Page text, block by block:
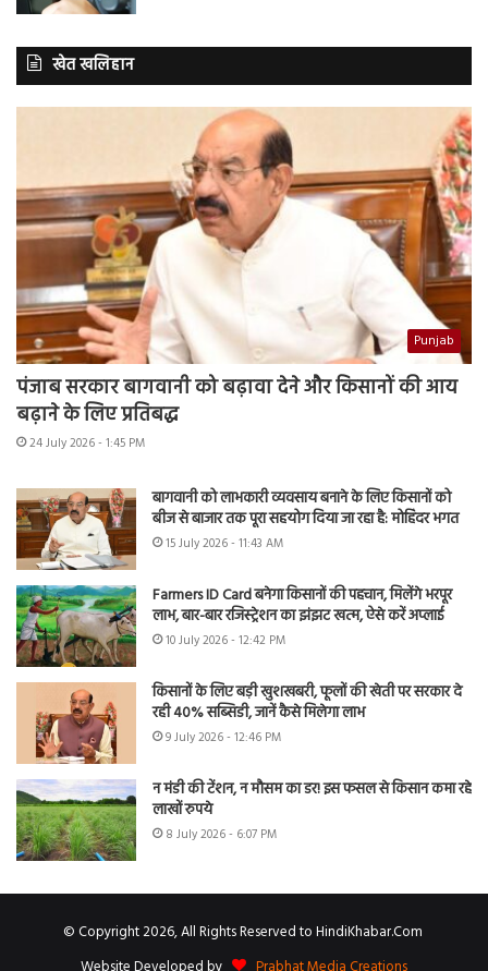
खेत खलिहान
Punjab
पंजाब सरकार बागवानी को बढ़ावा देने और किसानों की आय
बढ़ाने के लिए प्रतिबद्ध
24 July 2026 - 1:45 PM
बागवानी को लाभकारी व्यवसाय बनाने के लिए किसानों को
बीज से बाजार तक पूरा सहयोग दिया जा रहा है: मोहिंदर भगत
15 July 2026 - 11:43 AM
Farmers ID Card बनेगा किसानों की पहचान, मिलेंगे भरपूर
लाभ, बार-बार रजिस्ट्रेशन का झंझट खत्म, ऐसे करें अप्लाई
10 July 2026 - 12:42 PM
किसानों के लिए बड़ी खुशखबरी, फूलों की खेती पर सरकार दे
रही 40% सब्सिडी, जानें कैसे मिलेगा लाभ
9 July 2026 - 12:46 PM
न मंडी की टेंशन, न मौसम का डर! इस फसल से किसान कमा रहे
लाखों रुपये
8 July 2026 - 6:07 PM
© Copyright 2026, All Rights Reserved to HindiKhabar.Com